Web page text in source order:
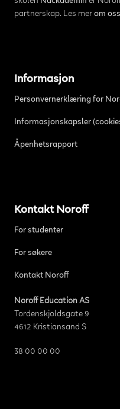
partnerskap. Les mer om oss
Informasjon
Personvernerklæring for
Informasjonskapsler
Åpenhetsrapport
Kontakt Noroff
For studenter
For søkere
Kontakt Noroff
Noroff Education AS
Tordenskjoldsgate 9
4612 Kristiansand S
38 00 00 00